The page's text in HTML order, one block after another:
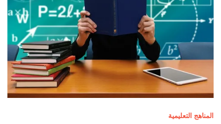
المناهج التعليمية